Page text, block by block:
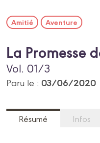
Amitié Aventure
La Promesse
Vol. 01/3
Paru le : 03/06/2020
Résumé Infos